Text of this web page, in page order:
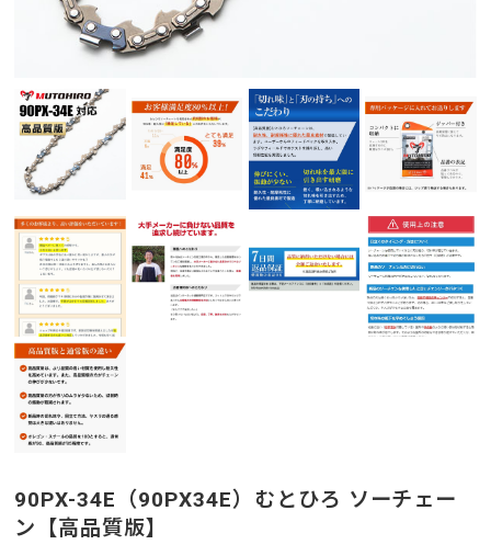
90PX-34E（90PX34E）むとひろ ソーチェー
ン【高品質版】